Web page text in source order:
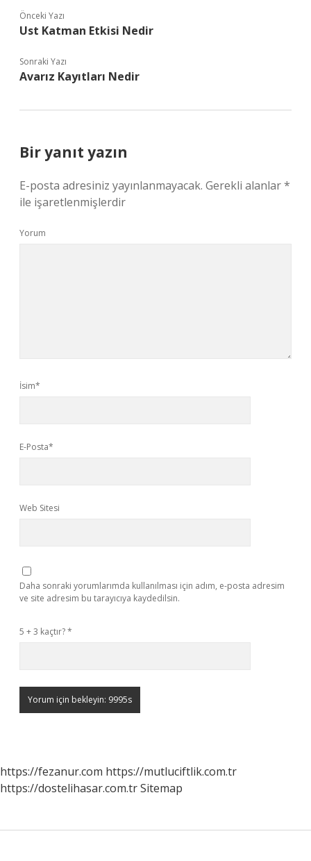
Önceki Yazı
Ust Katman Etkisi Nedir
Sonraki Yazı
Avarız Kayıtları Nedir
Bir yanıt yazın
E-posta adresiniz yayınlanmayacak. Gerekli alanlar*
ile işaretlenmişlerdir
Yorum
İsim*
E-Posta*
Web Sitesi
Daha sonraki yorumlarımda kullanılması için adım, e-posta adresim
ve site adresim bu tarayıcıya kaydedilsin.
5 + 3 kaçtır?*
https://fezanur.com https://mutluciftlik.com.tr
https://dostelihasar.com.trSitemap